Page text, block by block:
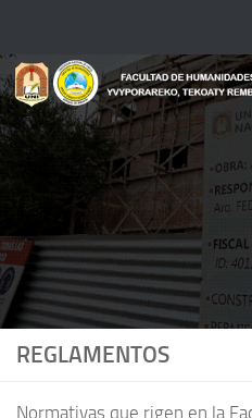
REGLAMENTOS
Normativas que rigen en la